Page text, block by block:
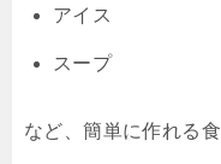
アイス
スープ
など、簡単に作れる